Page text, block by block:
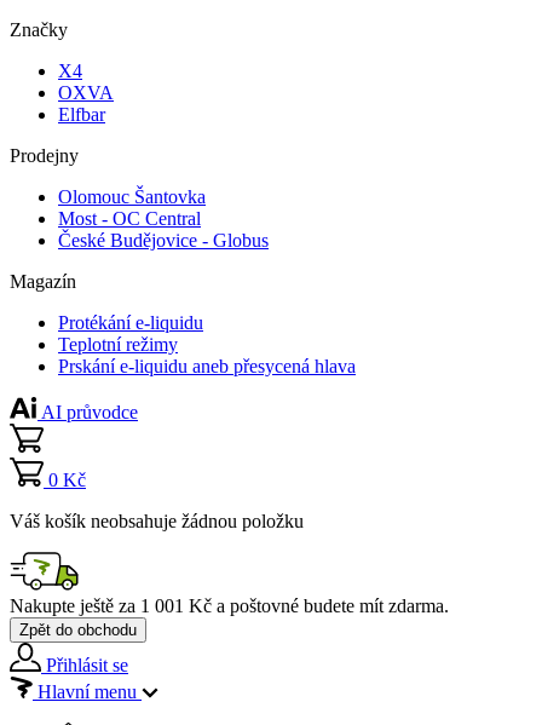
Značky
X4
OXVA
Elfbar
Prodejny
Olomouc Šantovka
Most - OC Central
České Budějovice - Globus
Magazín
Protékání e-liquidu
Teplotní režimy
Prskání e-liquidu aneb přesycená hlava
AI průvodce
0 Kč
Váš košík neobsahuje žádnou položku
Nakupte ještě za 1 001 Kč a poštovné budete mít zdarma.
Zpět do obchodu
Přihlásit se
Hlavní menu